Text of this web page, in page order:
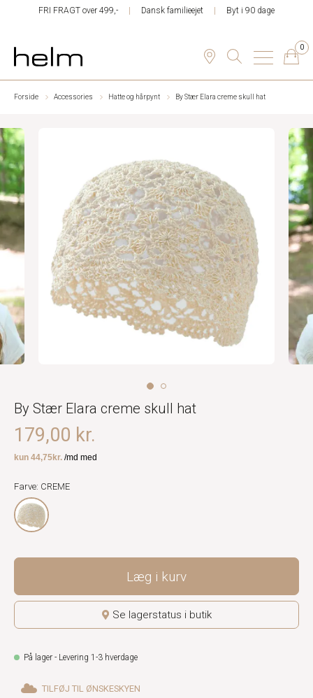
FRI FRAGT over 499,- Dansk familieejet Byt i 90 dage
0
Forside Accessories Hatte og hårpynt By Stær Elara creme skull hat
By Stær Elara creme skull hat
179,00 kr.
Farve: CREME
Læg i kurv
Se lagerstatus i butik
På lager - Levering 1-3 hverdage
TILFØJ TIL ØNSKESKYEN